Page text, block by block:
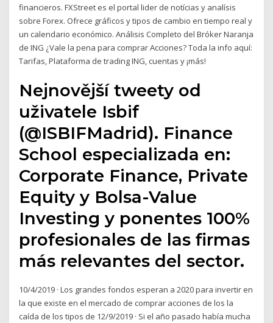
financieros. FXStreet es el portal lider de notícias y analísis
sobre Forex. Ofrece gráficos y tipos de cambio en tiempo real y
un calendario económico. Análisis Completo del Bróker Naranja
de ING ¿Vale la pena para comprar Acciones? Toda la info aquí:
Tarifas, Plataforma de trading ING, cuentas y ¡más!
Nejnovější tweety od
uživatele Isbif
(@ISBIFMadrid). Finance
School especializada en:
Corporate Finance, Private
Equity y Bolsa-Value
Investing y ponentes 100%
profesionales de las firmas
más relevantes del sector.
10/4/2019 · Los grandes fondos esperan a 2020 para invertir en
la que existe en el mercado de comprar acciones de los la
caída de los tipos de 12/9/2019 · Si el año pasado había mucha